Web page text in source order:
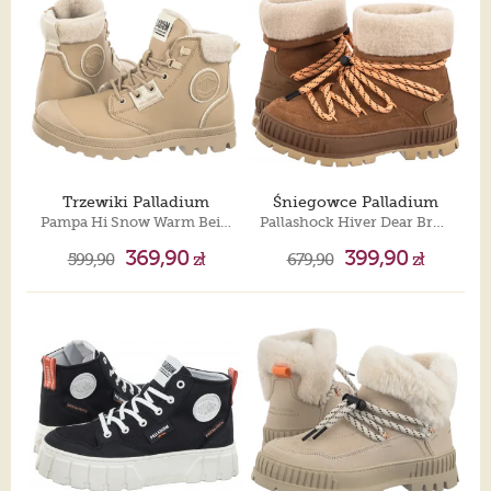
Trzewiki Palladium
599,90 369,90zł
Śniegowce Palladium
Pallashock Hiver Dear Brown 94349-252-M
679,90 399,90zł